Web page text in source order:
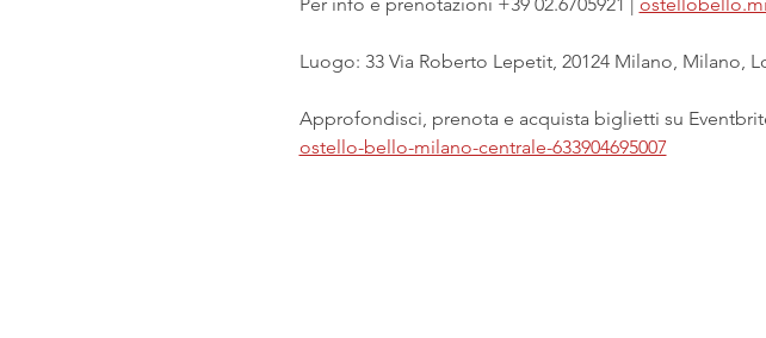
Luogo: 33 Via Roberto Lepetit, 20124 Milano, Milano,
Approfondisci, prenota e acquista biglietti su
ostello-bello-milano-centrale-633904695007